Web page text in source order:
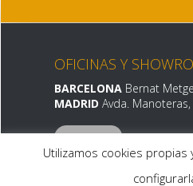
OFICINAS Y
BARCELONA Bernat
MADRID Avda.
Utilizamos cookies